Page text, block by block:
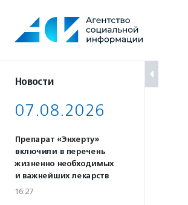
содержанию
Новости
07.08.2026
Препарат «Энхерту»
включили в перечень
жизненно необходимых
и важнейших лекарств
16:27